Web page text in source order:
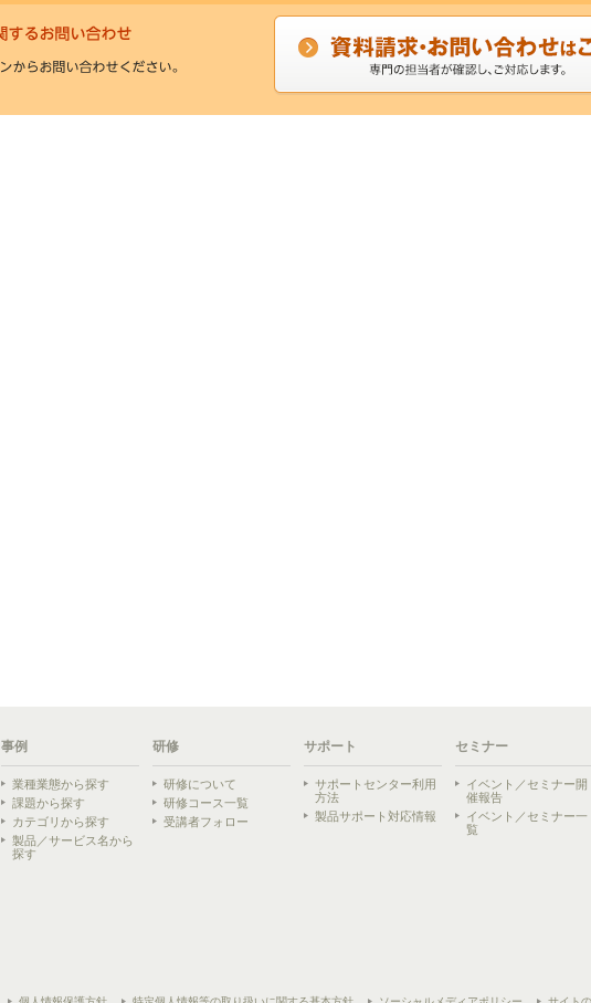
事例
業種業態から探す
課題から探す
カテゴリから探す
製品／サービス名から
探す
研修
研修について
研修コース一覧
受講者フォロー
サポート
サポートセンター利用
方法
製品サポート対応情報
セミナー
イベント／セミナー開
催報告
イベント／セミナー一
覧